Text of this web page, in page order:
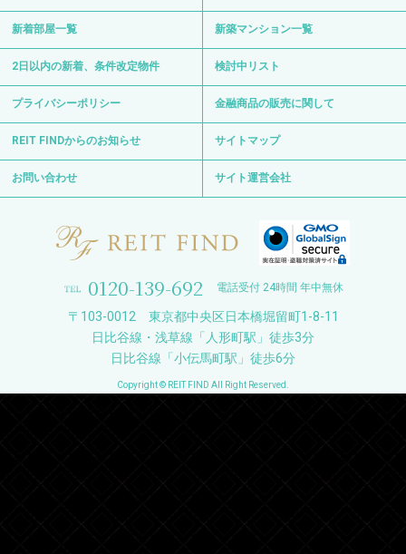
新着部屋一覧 新築マンション一覧
2日以内の新着、条件改定物件 検討中リスト
プライバシーポリシー 金融商品の販売に関して
REIT FINDからのお知らせ サイトマップ
お問い合わせ サイト運営会社
0120-139-692 電話受付 24時間 年中無休
〒103-0012 東京都中央区日本橋堀留町1-8-11
日比谷線・浅草線「人形町駅」徒歩3分
日比谷線「小伝馬町駅」徒歩6分
Copyright © REIT FIND All Right Reserved.